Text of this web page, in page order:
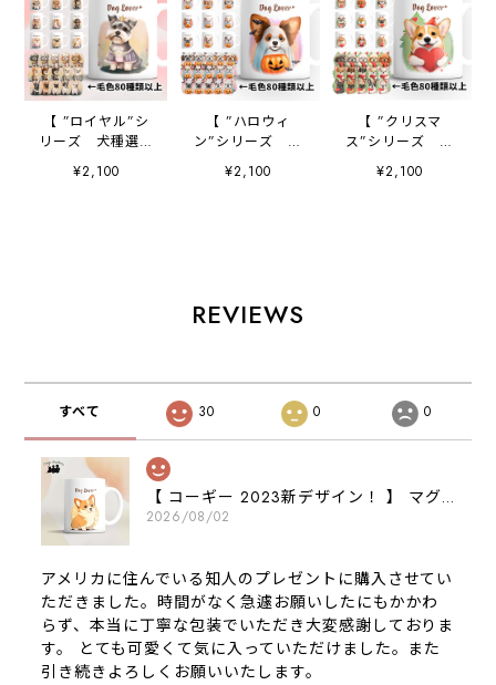
【 ”ロイヤル”シ
リーズ 犬種選べ
る マグカップ 】
お家用 犬 ペッ
¥2,100
【 ”ハロウィ
ン”シリーズ 犬
種選べる マグカッ
プ 】 お家用
¥2,100
【 ”クリスマ
ス”シリーズ 犬
種選べる マグカッ
プ 】 お家用
¥2,100
REVIEWS
すべて 30 0 0
【 コーギー 2023新デザイン！ 】 マグカップ お家用 プレゼント 犬 うちの子 犬グッズ ギフト
2026/08/02
アメリカに住んでいる知人のプレゼントに購入させてい
ただきました。時間がなく急遽お願いしたにもかかわ
らず、本当に丁寧な包装でいただき大変感謝しておりま
す。 とても可愛くて気に入っていただけました。また
引き続きよろしくお願いいたします。